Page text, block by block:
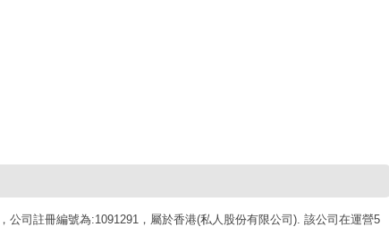
公司註冊編號為:1091291，屬於香港(私人股份有限公司). 該公司在運營5